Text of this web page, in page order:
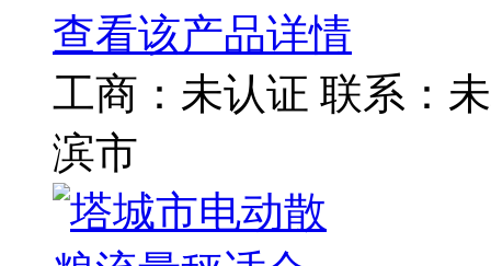
查看该产品详情
工商： 未认证 联系：
滨市